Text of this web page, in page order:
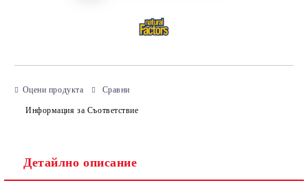
Оцени продукта Сравни
Информация за Съответствие
Детайлно описание